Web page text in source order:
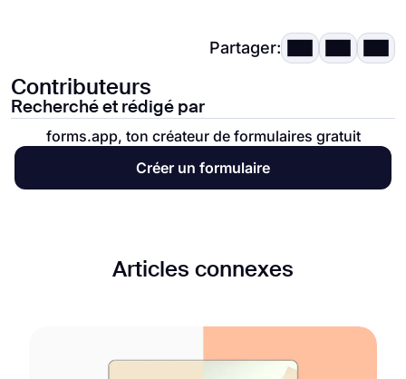
Partager:
Contributeurs
Recherché et rédigé par
forms.app, ton créateur de formulaires gratuit
Créer un formulaire
Articles connexes